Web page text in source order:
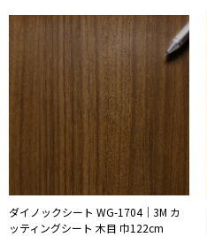
ダイノックシート WG-1704｜3M カ
ッティングシート 木目 巾122cm